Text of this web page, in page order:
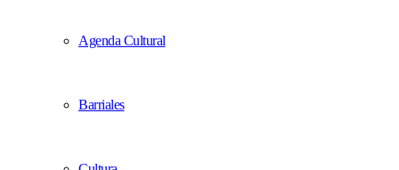
Agenda Cultural
Barriales